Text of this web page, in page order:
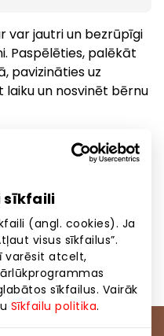
sīkfaili
(angl. cookies). Ja
visus sīkfailus”.
varēsit atcelt,
sīkfailus. Vairāk
Sīkfailu politika.
var jautri un bezrūpīgi
Paspēlēties, palēkāt
pavizināties uz
un nosvinēt bērnu
Pasākumi
Visas vietas